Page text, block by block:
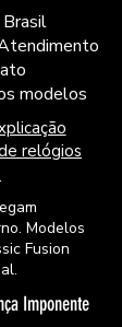
modelos
relógios
Modelos
Fusion
Imponente